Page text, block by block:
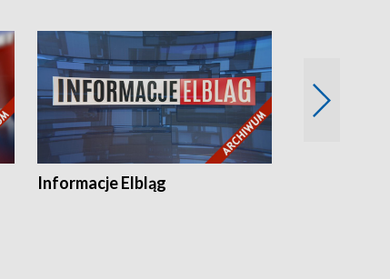
Informacje Elbląg